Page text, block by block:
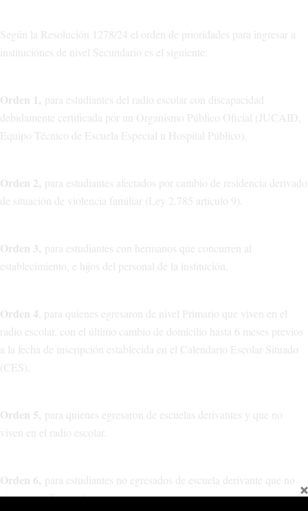
Según la Resolución 1278/24 el orden de prioridades para ingresar a
instituciones de nivel Secundario es el siguiente:
Orden 1, para estudiantes del radio escolar con discapacidad
debidamente certificada por un Organismo Público Oficial (JUCAID,
Equipo Técnico de Escuela Especial u Hospital Público).
Orden 2, para estudiantes afectados por cambio de residencia derivado
de situación de violencia familiar (Ley 2.785 artículo 9).
Orden 3, para estudiantes con hermanos que concurren al
establecimiento, e hijos del personal de la institución.
Orden 4, para quienes egresaron de nivel Primario que viven en el
radio escolar, con el último cambio de domicilio hasta 6 meses previos
a la fecha de inscripción establecida en el Calendario Escolar Situado
(CES).
Orden 5, para quienes egresaron de escuelas derivantes y que no
viven en el radio escolar.
Orden 6, para estudiantes no egresados de escuela derivante que no
viven en radio escolar.